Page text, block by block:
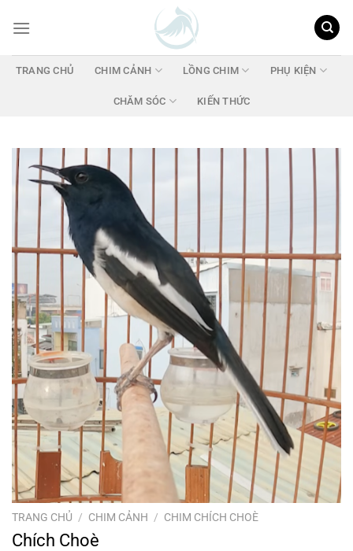
đến
dungTRANG CHỦ CHIM CẢNH LỒNG CHIM PHỤ KIỆN
CHĂM SÓC KIẾN THỨC
TRANG CHỦ / CHIM CẢNH / CHIM CHÍCH CHOÈ
Chích Choè